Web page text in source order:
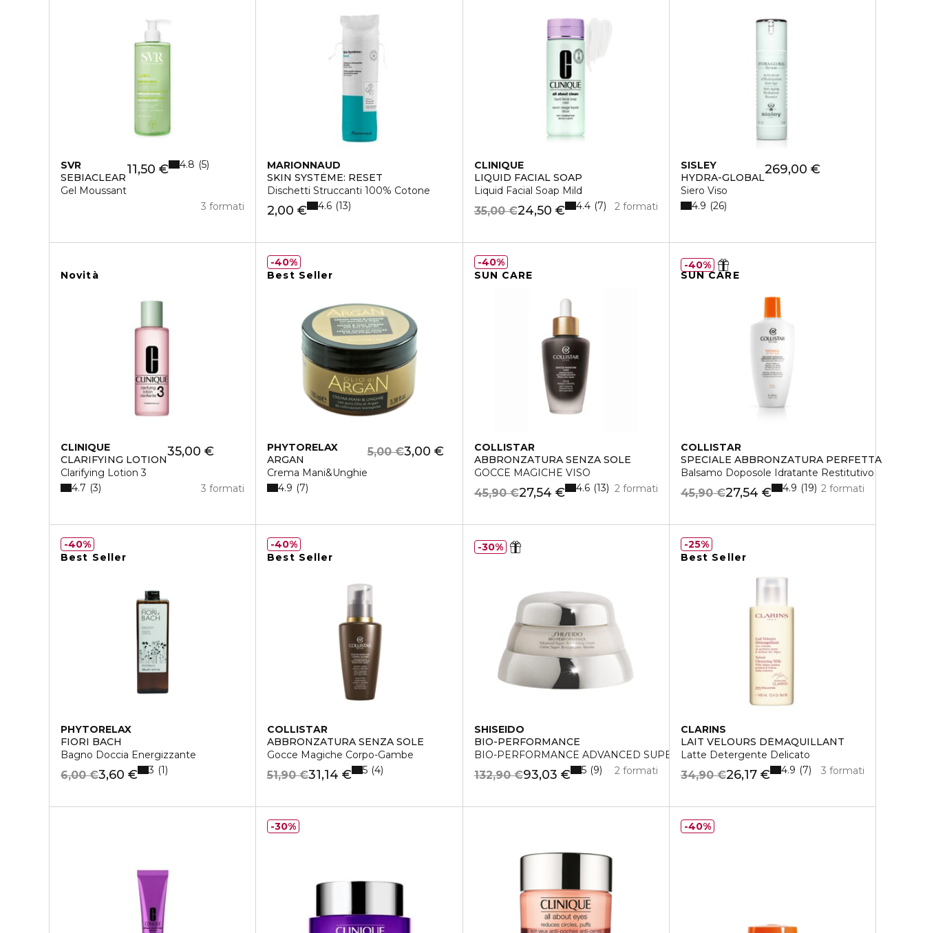
SVR
SEBIACLEAR
Gel Moussant
11,50 €
3 formati
4.8 5
MARIONNAUD
SKIN SYSTÈME: RESET
Dischetti Struccanti 100% Cotone
2,00 € 4.6 13
CLINIQUE
LIQUID FACIAL SOAP
Liquid Facial Soap Mild
24,50 €
35,00 € 2 formati
4.4 7
SISLEY
HYDRA-GLOBAL
Siero Viso
269,00 €
4.9 26
Novità
CLINIQUE
CLARIFYING LOTION
Clarifying Lotion 3
35,00 €
3 formati
4.7 3
Best Seller
PHYTORELAX
ARGAN
Crema Mani&Unghie
3,00 €
5,00 €
4.9 7
40%
SUN CARE
COLLISTAR
ABBRONZATURA SENZA SOLE
GOCCE MAGICHE VISO
27,54 €
45,90 € 2 formati
4.6 13
40%
SUN CARE
COLLISTAR
SPECIALE ABBRONZATURA PERFETTA
Balsamo Doposole Idratante Restitutivo
27,54 €
45,90 € 2 formati
4.9 19
40%
Best Seller
PHYTORELAX
FIORI BACH
Bagno Doccia Energizzante
3,60 €
6,00 € 3 1
40%
Best Seller
COLLISTAR
ABBRONZATURA SENZA SOLE
Gocce Magiche Corpo-Gambe
31,14 €
51,90 € 5 4
40%
SHISEIDO
BIO-PERFORMANCE
BIO-PERFORMANCE ADVANCED SUPER REVITALIZING CREAM
93,03 €
132,90 € 2 formati
5 9
30%
Best Seller
CLARINS
LAIT VELOURS DÉMAQUILLANT
Latte Detergente Delicato
26,17 €
34,90 € 3 formati
4.9 7
25%
30% 40%